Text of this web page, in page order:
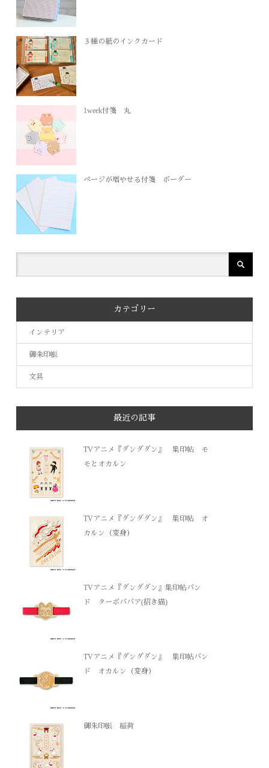
３種の紙のインクカード
1week付箋 丸
ページが増やせる付箋 ボーダー
カテゴリー
インテリア
御朱印帳
文具
最近の記事
TVアニメ『ダンダダン』 集印帖 モ
モとオカルン
TVアニメ『ダンダダン』 集印帖 オ
カルン（変身）
TVアニメ『ダンダダン』集印帖バン
ド ターボババア(招き猫)
TVアニメ『ダンダダン』 集印帖バン
ド オカルン（変身）
御朱印帳 稲荷